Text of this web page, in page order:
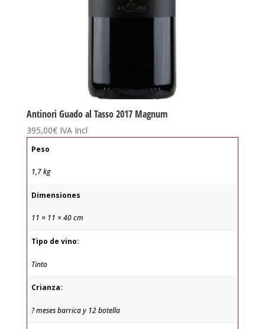
Antinori Guado al Tasso 2017 Magnum
395,00€ IVA Incl
Peso
1,7 kg
Dimensiones
11 × 11 × 40 cm
Tipo de vino:
Tinto
Crianza:
? meses barrica y 12 botella